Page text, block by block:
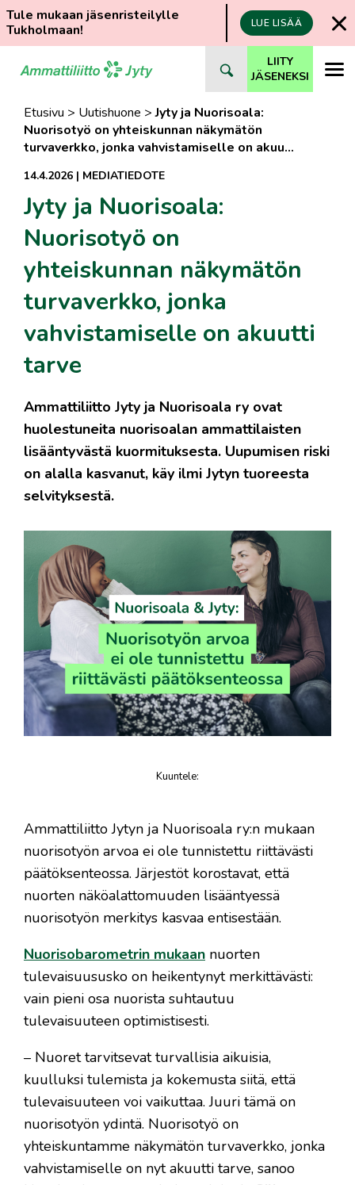
Tule mukaan jäsenristeilylle
Tukholmaan!
LUE LISÄÄ
suoraan
LIITY
JÄSENEKSI
Etusivu > Uutishuone >Jyty ja Nuorisoala:
Nuorisotyö on yhteiskunnan näkymätön
turvaverkko, jonka vahvistamiselle on akuu…
14.4.2026 | MEDIATIEDOTE
Jyty ja Nuorisoala:
Nuorisotyö on
yhteiskunnan näkymätön
turvaverkko, jonka
vahvistamiselle on akuutti
tarve
Ammattiliitto Jyty ja Nuorisoala ry ovat
huolestuneita nuorisoalan ammattilaisten
lisääntyvästä kuormituksesta. Uupumisen riski
on alalla kasvanut, käy ilmi Jytyn tuoreesta
selvityksestä.
Kuuntele:
Ammattiliitto Jytyn ja Nuorisoala ry:n mukaan
nuorisotyön arvoa ei ole tunnistettu riittävästi
päätöksenteossa. Järjestöt korostavat, että
nuorten näköalattomuuden lisääntyessä
nuorisotyön merkitys kasvaa entisestään.
Nuorisobarometrin mukaan nuorten
tulevaisuususko on heikentynyt merkittävästi:
vain pieni osa nuorista suhtautuu
tulevaisuuteen optimistisesti.
– Nuoret tarvitsevat turvallisia aikuisia,
kuulluksi tulemista ja kokemusta siitä, että
tulevaisuuteen voi vaikuttaa. Juuri tämä on
nuorisotyön ydintä. Nuorisotyö on
yhteiskuntamme näkymätön turvaverkko, jonka
vahvistamiselle on nyt akuutti tarve, sanoo